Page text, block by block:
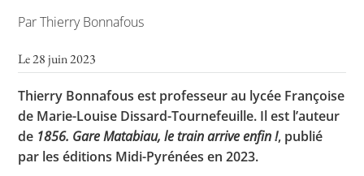
Toutes les actualités
Par Thierry Bonnafous
Le 28 juin 2023
Thierry Bonnafous est professeur au lycée Françoise
de Marie-Louise Dissard-Tournefeuille. Il est l’auteur
de 1856. Gare Matabiau, le train arrive enfin !, publié
par les éditions Midi-Pyrénées en 2023.